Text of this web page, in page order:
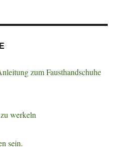
zum Fausthandschuhe
werkeln
sein.